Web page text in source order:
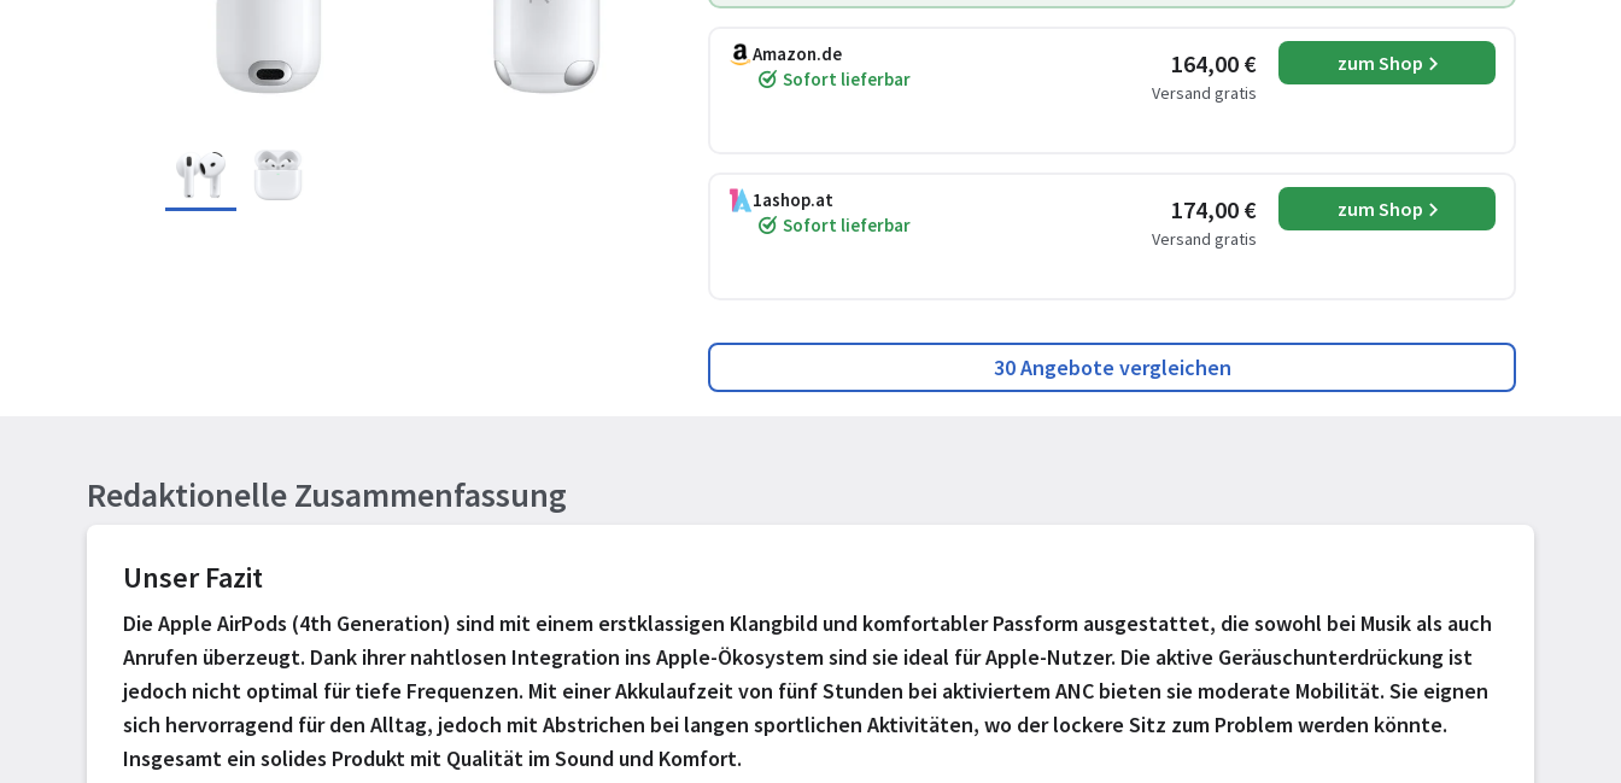
Amazon.de
Sofort lieferbar
164,00 €
Versand gratis
zum Shop
1ashop.at
Sofort lieferbar
174,00 €
Versand gratis
zum Shop
30 Angebote vergleichen
Redaktionelle Zusammenfassung
Unser Fazit
Die Apple AirPods (4th Generation) sind mit einem erstklassigen Klangbild und komfortabler Passform ausgestattet, die sowohl bei Musik als auch
Anrufen überzeugt. Dank ihrer nahtlosen Integration ins Apple-Ökosystem sind sie ideal für Apple-Nutzer. Die aktive Geräuschunterdrückung ist
jedoch nicht optimal für tiefe Frequenzen. Mit einer Akkulaufzeit von fünf Stunden bei aktiviertem ANC bieten sie moderate Mobilität. Sie eignen
sich hervorragend für den Alltag, jedoch mit Abstrichen bei langen sportlichen Aktivitäten, wo der lockere Sitz zum Problem werden könnte.
Insgesamt ein solides Produkt mit Qualität im Sound und Komfort.